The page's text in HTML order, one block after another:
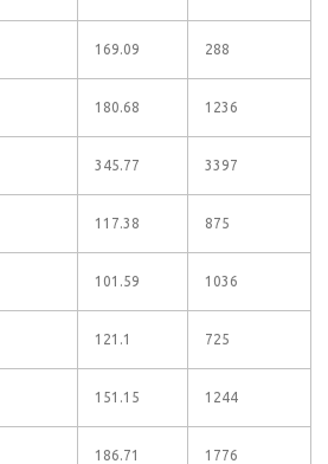
169.09 288
180.68 1236
345.77 3397
117.38 875
101.59 1036
121.1 725
151.15 1244
186.71 1776